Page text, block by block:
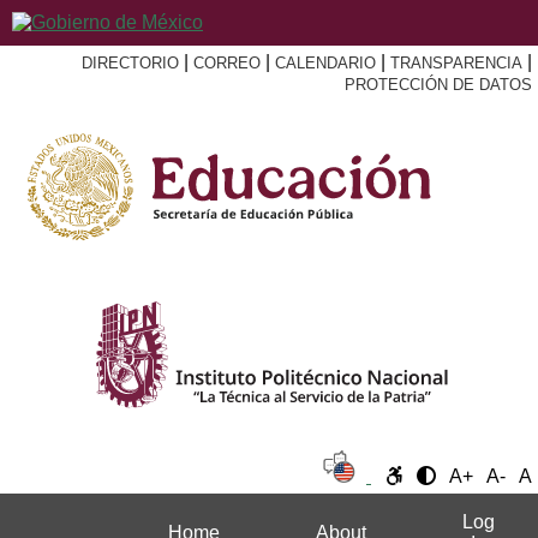
DIRECTORIO CORREO CALENDARIO TRANSPARENCIA
PROTECCIÓN DE DATOS
A+ A- A
Home About
Log